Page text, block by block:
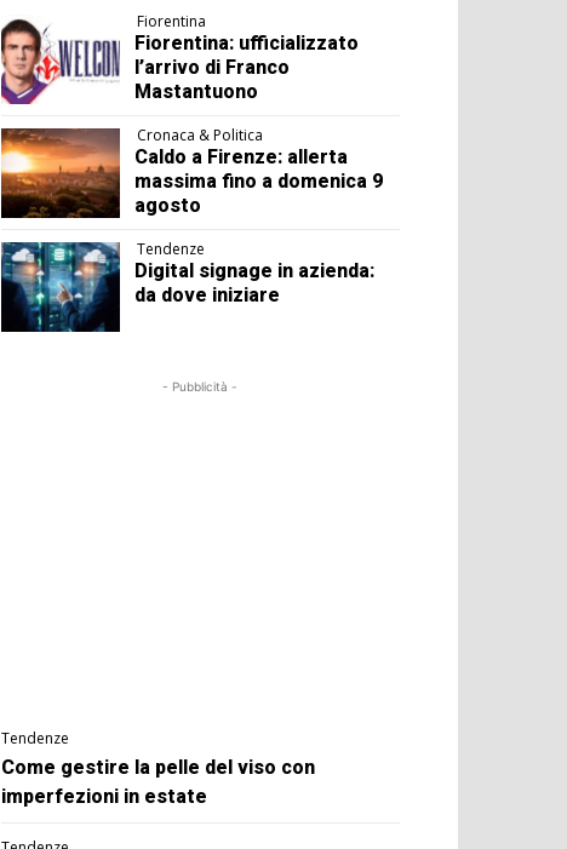
Fiorentina
Fiorentina: ufficializzato
l’arrivo di Franco
Mastantuono
Cronaca & Politica
Caldo a Firenze: allerta
massima fino a domenica 9
agosto
Tendenze
Digital signage in azienda:
da dove iniziare
- Pubblicità -
Tendenze
Come gestire la pelle del viso con
imperfezioni in estate